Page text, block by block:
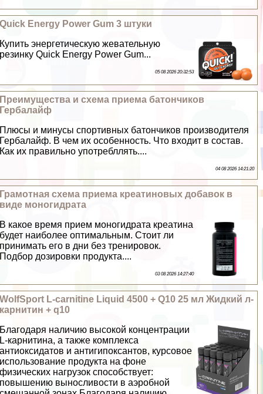
Quick Energy Power Gum 3 штуки
Купить энергетическую жевательную
резинку Quick Energy Power Gum...
05 08 2026 20:32:53
Преимущества и схема приема батончиков
Гербалайф
Плюсы и минусы спортивных батончиков производителя
Гербалайф. В чем их особенность. Что входит в состав.
Как их правильно употрeбллять....
04 08 2026 14:21:20
Грамотная схема приема креатиновых добавок в
виде моногидрата
В какое время прием моногидрата креатина
будет наиболее оптимальным. Стоит ли
принимать его в дни без тренировок.
Подбор дозировки продукта....
03 08 2026 14:27:40
WolfSport L-carnitine Liquid 4500 + Q10 25 мл Жидкий л-
карнитин + q10
Благодаря наличию высокой концентрации
L-карнитина, а также комплекса
антиоксидатов и антигипоксантов, курсовое
использование продукта на фоне
физических нагрузок способствует:
повышению выносливости в аэробной